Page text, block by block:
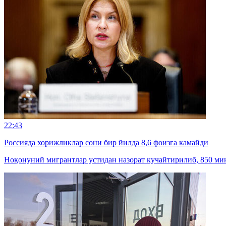
22:43
Россияда хорижликлар сони бир йилда 8,6 фоизга камайди
Ноқонуний мигрантлар устидан назорат кучайтирилиб, 850